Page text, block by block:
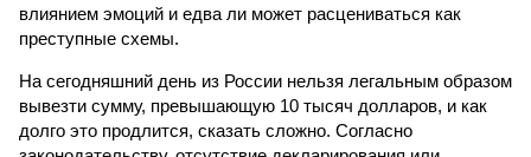
влиянием эмоций и едва ли может расцениваться как
преступные схемы.
На сегодняшний день из России нельзя легальным образом
вывезти сумму, превышающую 10 тысяч долларов, и как
долго это продлится, сказать сложно. Согласно